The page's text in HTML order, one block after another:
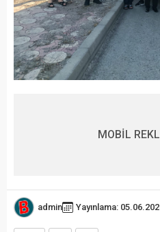
MOBİL
admin Yayınlama: